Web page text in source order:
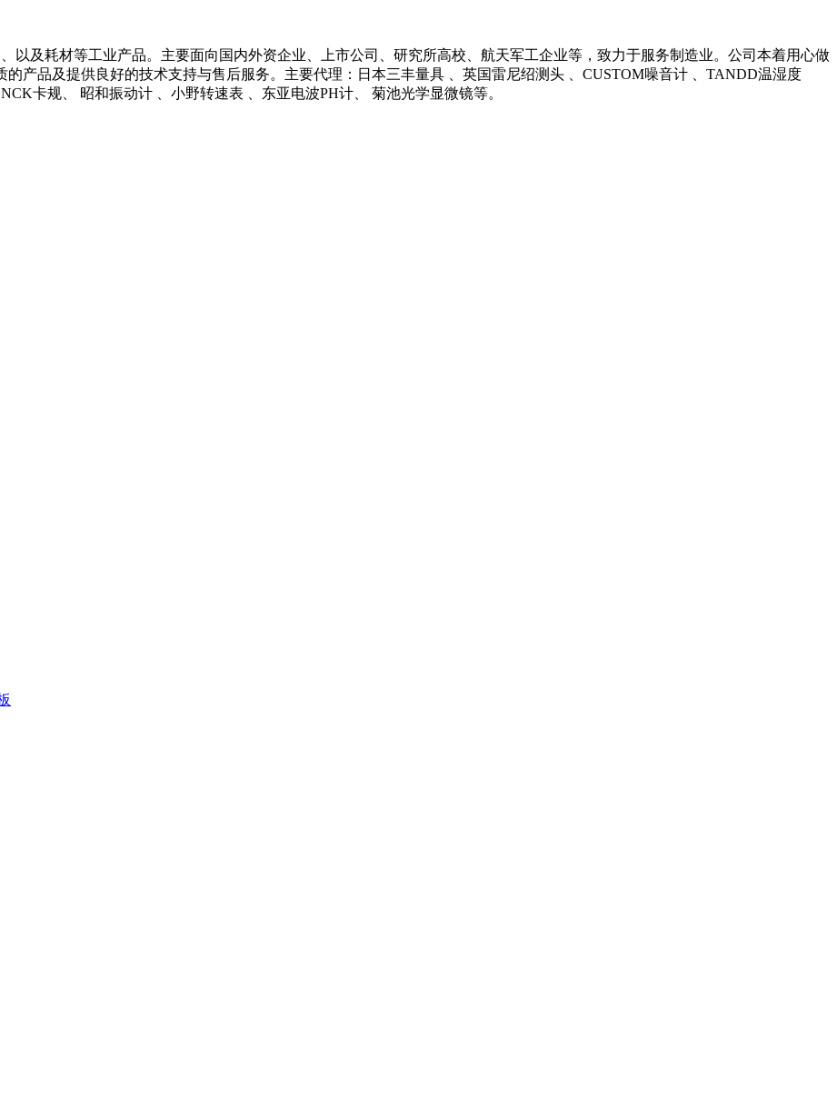
以及耗材等工业产品。主要面向国内外资企业、上市公司、研究所高校、航天军工企业等，致力于服务制造业。公司本着用心做
产品及提供良好的技术支持与售后服务。主要代理：日本三丰量具 、英国雷尼绍测头 、CUSTOM噪音计 、TANDD温湿度
卡规、 昭和振动计 、小野转速表 、东亚电波PH计、 菊池光学显微镜等。